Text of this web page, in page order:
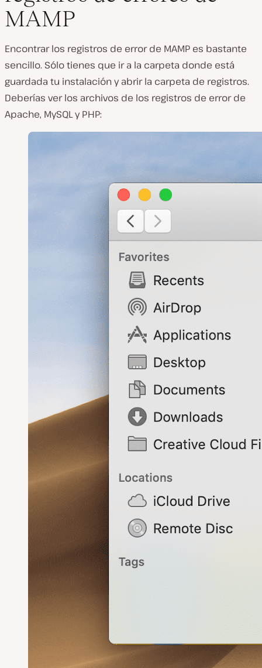
MAMP
Encontrar los registros de error de MAMP es bastante
sencillo. Sólo tienes que ir a la carpeta donde está
guardada tu instalación y abrir la carpeta de registros.
Deberías ver los archivos de los registros de error de
Apache, MySQL y PHP: